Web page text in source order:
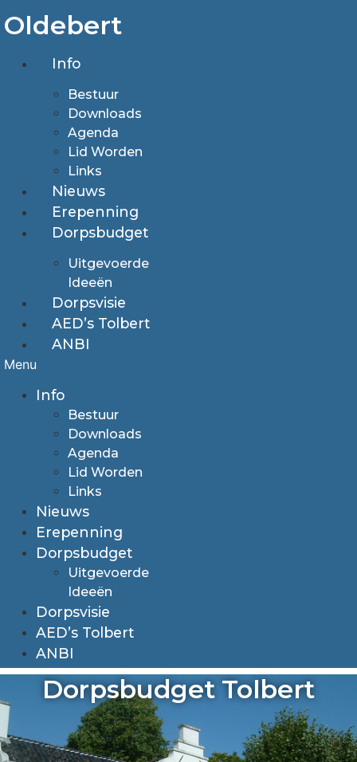
naar
inhoud
Oldebert
Info
Bestuur
Downloads
Agenda
Lid Worden
Links
Nieuws
Erepenning
Dorpsbudget
Uitgevoerde
Ideeën
Dorpsvisie
AED’s Tolbert
ANBI
Menu
Info
Bestuur
Downloads
Agenda
Lid Worden
Links
Nieuws
Erepenning
Dorpsbudget
Uitgevoerde
Ideeën
Dorpsvisie
AED’s Tolbert
ANBI
Dorpsbudget Tolbert